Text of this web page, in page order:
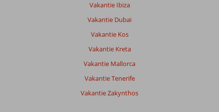
Vakantie Ibiza
Vakantie Dubai
Vakantie Kos
Vakantie Kreta
Vakantie Mallorca
Vakantie Tenerife
Vakantie Zakynthos